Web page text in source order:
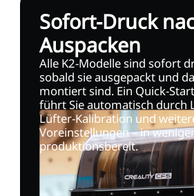
Sofort-Druck
Auspacken
Alle K2-Modelle sind sofort
sobald sie ausgepackt und
montiert sind. Ein Quick-
führt Sie automatisch durch
Lüfter-Kalibration und
Voreinstellungen – in
produktionsbereit.